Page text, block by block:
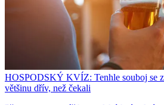
HOSPODSKÝ KVÍZ: Tenhle souboj se
většinu dřív, než čekali